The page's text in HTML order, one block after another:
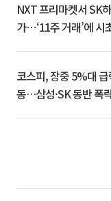
NXT 프리마켓서 SK
가⋯‘11주 거래’에 시
코스피, 장중 5%대
동…삼성·SK 동반 폭